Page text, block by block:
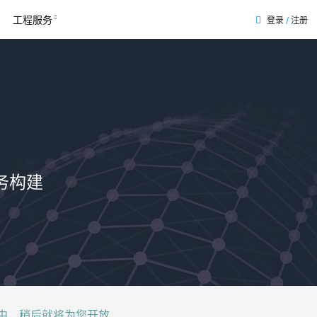
工程服务 登录 / 注册
构建